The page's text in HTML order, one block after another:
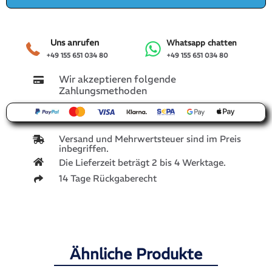
+49 155 651 034 80
Uns anrufen
+49 155 651 034 80
Whatsapp chatten
Wir akzeptieren folgende
Zahlungsmethoden
Versand und Mehrwertsteuer sind im Preis
inbegriffen.
Die Lieferzeit beträgt 2 bis 4 Werktage.
14 Tage Rückgaberecht
Ähnliche Produkte